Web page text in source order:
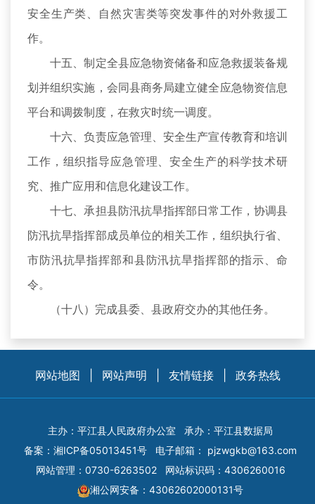
安全生产类、自然灾害类等突发事件的对外救援工
作。
十五、制定全县应急物资储备和应急救援装备规
划并组织实施，会同县商务局建立健全应急物资信息
平台和调拨制度，在救灾时统一调度。
十六、负责应急管理、安全生产宣传教育和培训
工作，组织指导应急管理、安全生产的科学技术研
究、推广应用和信息化建设工作。
十七、承担县防汛抗旱指挥部日常工作，协调县
防汛抗旱指挥部成员单位的相关工作，组织执行省、
市防汛抗旱指挥部和县防汛抗旱指挥部的指示、命
令。
（十八）完成县委、县政府交办的其他任务。
网站地图 网站声明 友情链接 政务热线
主办：平江县人民政府办公室
承办：平江县数据局
备案： 湘ICP备05013451号 电子邮箱： pjzwgkb@163.com
网站管理：0730-6263502
网站标识码：4306260016
湘公网安备：43062602000131号